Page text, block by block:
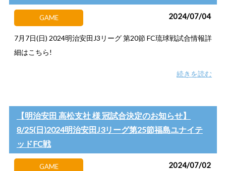
GAME 2024/07/04
7月7日(日) 2024明治安田J3リーグ 第20節 FC琉球戦試合情報詳
細はこちら!
続きを読む
【明治安田 高松支社 様 冠試合決定のお知らせ】
8/25(日)2024明治安田J3リーグ第25節福島ユナイテ
ッドFC戦
GAME 2024/07/02